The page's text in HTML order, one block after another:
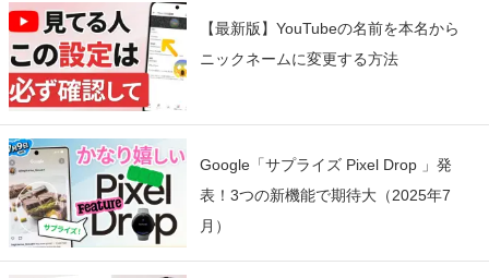
【最新版】YouTubeの名前を本名から
ニックネームに変更する方法
Google「サプライズ Pixel Drop 」発
表！3つの新機能で期待大（2025年7
月）